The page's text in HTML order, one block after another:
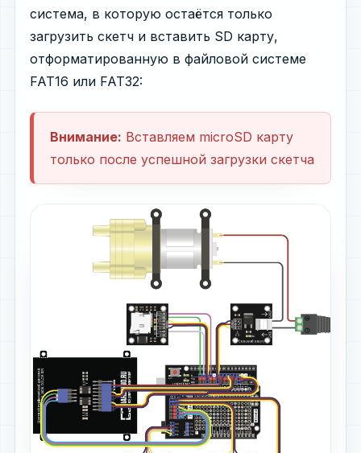
система, в которую остаётся только
загрузить скетч и вставить SD карту,
отформатированную в файловой системе
FAT16 или FAT32:
Внимание: Вставляем microSD карту
только после успешной загрузки скетча